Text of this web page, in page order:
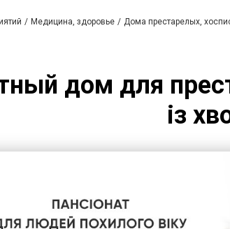
Медицина, здоровье Дома престарелых,
дом для
із